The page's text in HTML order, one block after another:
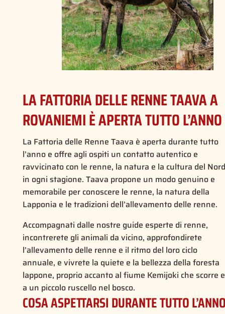
LA FATTORIA DELLE RENNE TAAVA A
ROVANIEMI È APERTA TUTTO L’ANNO
La Fattoria delle Renne Taava è aperta durante tutto
l’anno e offre agli ospiti un contatto autentico e
ravvicinato con le renne, la natura e la cultura del Nord
in ogni stagione. Taava propone un modo genuino e
memorabile per conoscere le renne, la natura della
Lapponia e le tradizioni dell’allevamento delle renne.
Accompagnati dalle nostre guide esperte di renne,
incontrerete gli animali da vicino, approfondirete
l’allevamento delle renne e il ritmo del loro ciclo
annuale, e vivrete la quiete e la bellezza della foresta
lappone, proprio accanto al fiume Kemijoki che scorre e
a un piccolo ruscello nel bosco.
COSA ASPETTARSI DURANTE TUTTO